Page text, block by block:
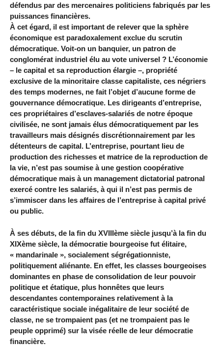
défendus par des mercenaires politiciens fabriqués par les
puissances financières.
À cet égard, il est important de relever que la sphère
économique est paradoxalement exclue du scrutin
démocratique. Voit-on un banquier, un patron de
conglomérat industriel élu au vote universel ? L’économie
– le capital et sa reproduction élargie –, propriété
exclusive de la minoritaire classe capitaliste, ces négriers
des temps modernes, ne fait l’objet d’aucune forme de
gouvernance démocratique. Les dirigeants d’entreprise,
ces propriétaires d’esclaves-salariés de notre époque
civilisée, ne sont jamais élus démocratiquement par les
travailleurs mais désignés discrétionnairement par les
détenteurs de capital. L’entreprise, pourtant lieu de
production des richesses et matrice de la reproduction de
la vie, n’est pas soumise à une gestion coopérative
démocratique mais à un management dictatorial patronal
exercé contre les salariés, à qui il n’est pas permis de
s’immiscer dans les affaires de l’entreprise à capital privé
ou public.
À ses débuts, de la fin du XVIIIème siècle jusqu’à la fin du
XIXème siècle, la démocratie bourgeoise fut élitaire,
« mandarinale », socialement ségrégationniste,
politiquement aliénante. En effet, les classes bourgeoises
dominantes en phase de consolidation de leur pouvoir
politique et étatique, plus honnêtes que leurs
descendantes contemporaines relativement à la
caractéristique sociale inégalitaire de leur société de
classe, ne se trompaient pas (et ne trompaient pas le
peuple opprimé) sur la visée réelle de leur démocratie
financière.